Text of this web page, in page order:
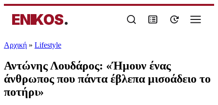
ENIKOS.
Αρχική » Lifestyle
Αντώνης Λουδάρος: «Ήμουν ένας
άνθρωπος που πάντα έβλεπα μισοάδειο το
ποτήρι»